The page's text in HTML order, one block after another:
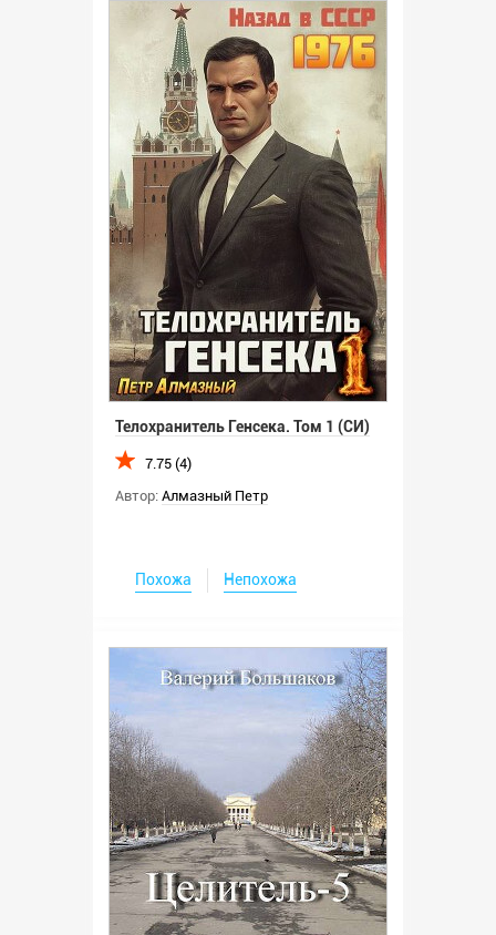
точно не в курсе ... Да что говорить про Москвич,
если у автора к стройке подьезжает КрАз с
тралом, а заезжает на неё уже КаМаз ! А то что
КрАзы производились в СССР только в
модификации карьерных самосвалов , грузовых
платформ и прицепных лесовозов, автор видимо
тоже не в курсе ...
Телохранитель Генсека. Том 1 (СИ)
7.75 (4)
Автор: Алмазный Петр
Похожа Непохожа